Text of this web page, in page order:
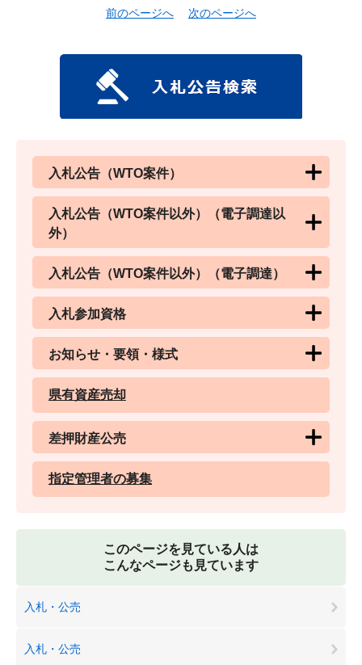
前のページへ 次のページへ
入札公告（WTO案件）
入札公告（WTO案件以外）（電子調達以
外）
入札公告（WTO案件以外）（電子調達）
入札参加資格
お知らせ・要領・様式
県有資産売却
差押財産公売
指定管理者の募集
このページを見ている人は
こんなページも見ています
入札・公売
入札・公売